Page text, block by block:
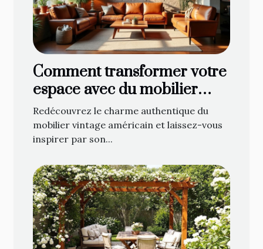
Comment transformer votre
espace avec du mobilier
vintage américain ?
Redécouvrez le charme authentique du
mobilier vintage américain et laissez-vous
inspirer par son...